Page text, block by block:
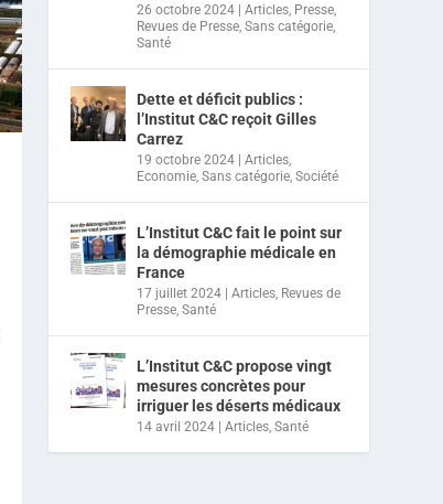
26 octobre 2024 |Articles, Presse,
Revues de Presse,Sans catégorie,
Santé
Dette et déficit publics :
l’Institut C&C reçoit Gilles
Carrez
19 octobre 2024 |Articles,
Economie,Sans catégorie,Société
L’Institut C&C fait le point sur
la démographie médicale en
France
17 juillet 2024 |Articles, Revues de
Presse,Santé
L’Institut C&C propose vingt
mesures concrètes pour
irriguer les déserts médicaux
14 avril 2024 |Articles,Santé